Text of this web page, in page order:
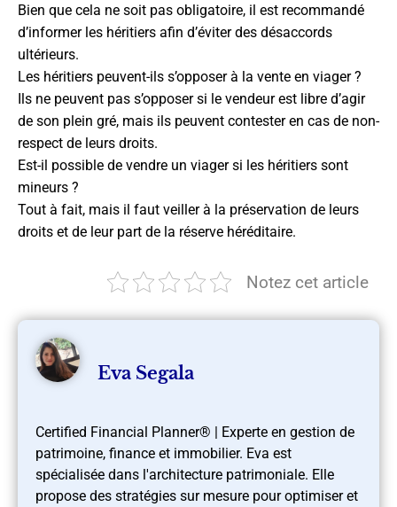
Bien que cela ne soit pas obligatoire, il est recommandé
d’informer les héritiers afin d’éviter des désaccords
ultérieurs.
Les héritiers peuvent-ils s’opposer à la vente en viager ?
Ils ne peuvent pas s’opposer si le vendeur est libre d’agir
de son plein gré, mais ils peuvent contester en cas de non-
respect de leurs droits.
Est-il possible de vendre un viager si les héritiers sont
mineurs ?
Tout à fait, mais il faut veiller à la préservation de leurs
droits et de leur part de la réserve héréditaire.
Notez cet article
Eva Segala
Certified Financial Planner® | Experte en gestion de
patrimoine, finance et immobilier. Eva est
spécialisée dans l'architecture patrimoniale. Elle
propose des stratégies sur mesure pour optimiser et